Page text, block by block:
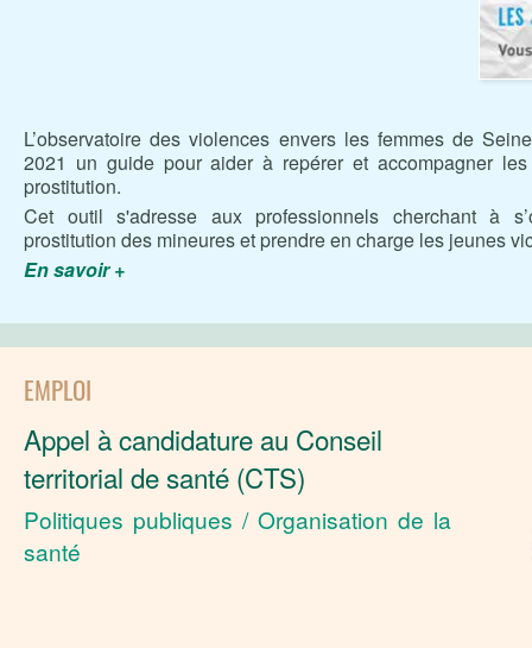
L’observatoire des violences envers les femmes de
2021 un guide pour aider à repérer et accompagner
prostitution.
Cet outil s'adresse aux professionnels cherchant à
prostitution des mineures et prendre en charge les jeunes
En savoir +
EMPLOI
Appel à candidature au Conseil
territorial de santé (CTS)
Politiques publiques / Organisation de la
santé